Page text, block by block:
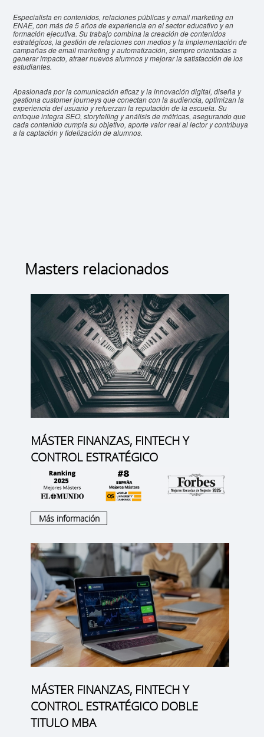
Especialista en contenidos, relaciones públicas y email marketing en
ENAE, con más de 5 años de experiencia en el sector educativo y en
formación ejecutiva. Su trabajo combina la creación de contenidos
estratégicos, la gestión de relaciones con medios y la implementación de
campañas de email marketing y automatización, siempre orientadas a
generar impacto, atraer nuevos alumnos y mejorar la satisfacción de los
estudiantes.
Apasionada por la comunicación eficaz y la innovación digital, diseña y
gestiona customer journeys que conectan con la audiencia, optimizan la
experiencia del usuario y refuerzan la reputación de la escuela. Su
enfoque integra SEO, storytelling y análisis de métricas, asegurando que
cada contenido cumpla su objetivo, aporte valor real al lector y contribuya
a la captación y fidelización de alumnos.
Masters relacionados
MÁSTER FINANZAS, FINTECH Y
CONTROL ESTRATÉGICO
Más información
MÁSTER FINANZAS, FINTECH Y
CONTROL ESTRATÉGICO DOBLE
TITULO MBA